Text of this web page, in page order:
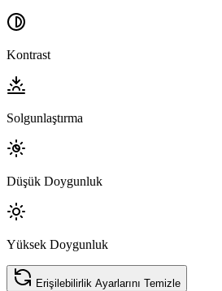
Kontrast
Solgunlaştırma
Düşük Doygunluk
Yüksek Doygunluk
Erişilebilirlik Ayarlarını Temizle